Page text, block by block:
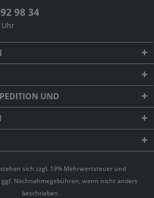
98 34
Uhr
UND
sich zzgl. 19% Mehrwertsteuer und
ggf. Nachnahmegebühren, wenn nicht anders
beschrieben